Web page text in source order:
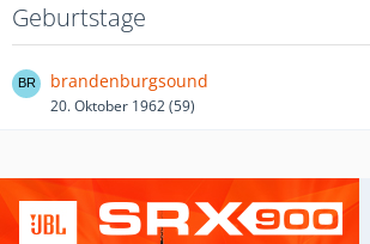
Geburtstage
brandenburgsound
20. Oktober 1962 (59)